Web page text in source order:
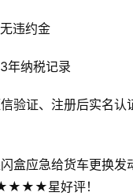
违约金
年纳税记录
验证、注册后实名认
盒应急给货车更换发
星好评！